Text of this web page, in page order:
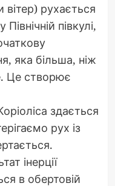
вітер) рухається
Північній півкулі,
яка більша, ніж
Це створює
здається
рух із
інерції
в обертовій